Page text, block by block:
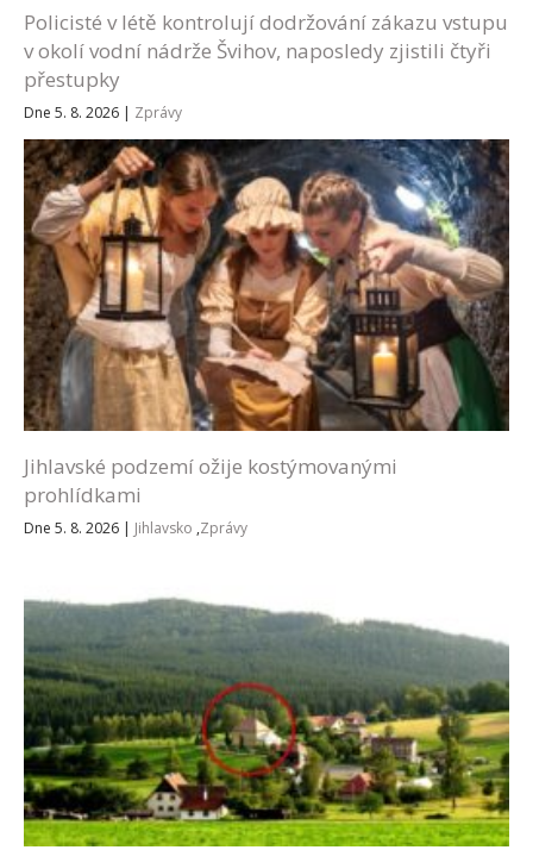
Policisté v létě kontrolují dodržování zákazu vstupu
v okolí vodní nádrže Švihov, naposledy zjistili čtyři
přestupky
Dne 5. 8. 2026 | Zprávy
Jihlavské podzemí ožije kostýmovanými
prohlídkami
Dne 5. 8. 2026 | Jihlavsko ,Zprávy